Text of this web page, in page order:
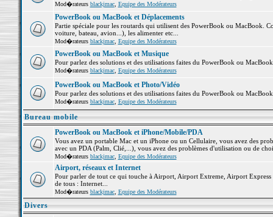
Mod�rateurs blackjmac, Equipe des Modérateurs
PowerBook ou MacBook et Déplacements
Partie spéciale pour les routards qui utilisent des PowerBook ou MacBook.
voiture, bateau, avion...), les alimenter etc...
Mod�rateurs blackjmac, Equipe des Modérateurs
PowerBook ou MacBook et Musique
Pour parlez des solutions et des utilisations faites du PowerBook ou
Mod�rateurs blackjmac, Equipe des Modérateurs
PowerBook ou MacBook et Photo/Vidéo
Pour parlez des solutions et des utilisations faites du PowerBook ou
Mod�rateurs blackjmac, Equipe des Modérateurs
Bureau mobile
PowerBook ou MacBook et iPhone/Mobile/PDA
Vous avez un portable Mac et un iPhone ou un Cellulaire, vous avez des
avec un PDA (Palm, Clié,...), vous avez des problèmes d'utilisation ou de
Mod�rateurs blackjmac, Equipe des Modérateurs
Airport, réseaux et Internet
Pour parler de tout ce qui touche à Airport, Airport Extreme, Airport
de tous : Internet...
Mod�rateurs blackjmac, Equipe des Modérateurs
Divers